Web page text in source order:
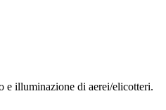
e illuminazione di aerei/elicotteri.